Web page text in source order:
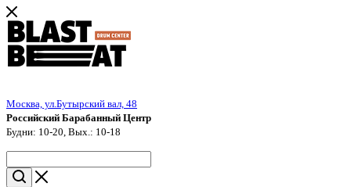
Москва, ул.Бутырский вал, 48
Российский Барабанный Центр
Будни: 10-20, Вых.: 10-18